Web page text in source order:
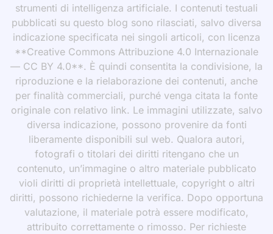
strumenti di intelligenza artificiale. I contenuti testuali
pubblicati su questo blog sono rilasciati, salvo diversa
indicazione specificata nei singoli articoli, con licenza
**Creative Commons Attribuzione 4.0 Internazionale
— CC BY 4.0**. È quindi consentita la condivisione, la
riproduzione e la rielaborazione dei contenuti, anche
per finalità commerciali, purché venga citata la fonte
originale con relativo link. Le immagini utilizzate, salvo
diversa indicazione, possono provenire da fonti
liberamente disponibili sul web. Qualora autori,
fotografi o titolari dei diritti ritengano che un
contenuto, un’immagine o altro materiale pubblicato
violi diritti di proprietà intellettuale, copyright o altri
diritti, possono richiederne la verifica. Dopo opportuna
valutazione, il materiale potrà essere modificato,
attribuito correttamente o rimosso. Per richieste